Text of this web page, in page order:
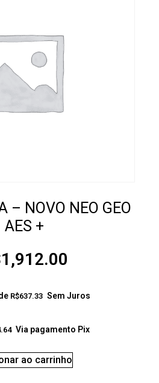
– NOVO NEO GEO
AES +
1,912.00
R$637.33 Sem Juros
Via pagamento Pix
ao carrinho